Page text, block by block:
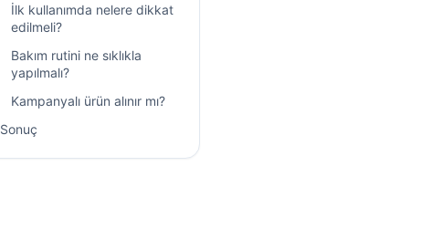
İlk kullanımda nelere dikkat
edilmeli?
Bakım rutini ne sıklıkla
yapılmalı?
Kampanyalı ürün alınır mı?
Sonuç